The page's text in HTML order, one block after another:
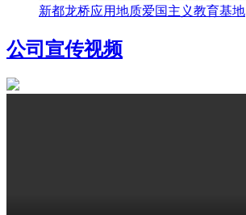
新都龙桥应用地质爱国主义教育基地
公司宣传视频